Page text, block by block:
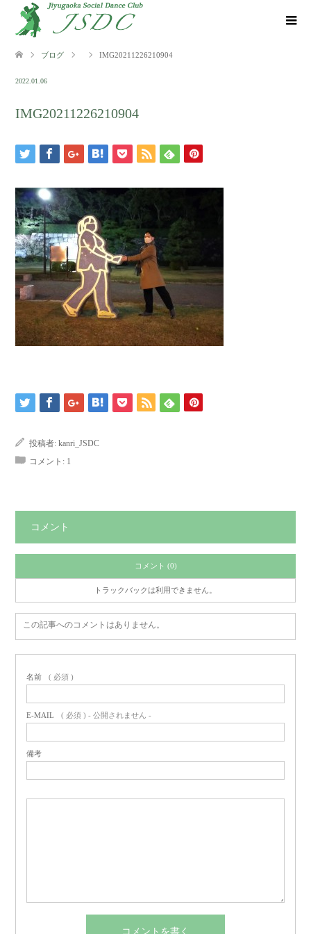
ブログ IMG20211226210904
2022.01.06
IMG20211226210904
投稿者: kanri_JSDC
コメント: 1
コメント
コメント (0)
トラックバックは利用できません。
この記事へのコメントはありません。
名前 ( 必須 )
E-MAIL ( 必須 ) - 公開されません -
備考